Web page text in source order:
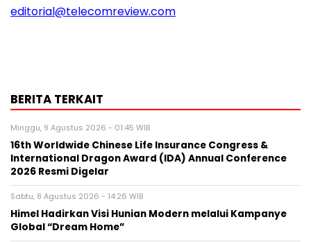
editorial@telecomreview.com
BERITA TERKAIT
Minggu, 9 Agustus 2026 - 01:45 WIB
16th Worldwide Chinese Life Insurance Congress &
International Dragon Award (IDA) Annual Conference
2026 Resmi Digelar
Sabtu, 8 Agustus 2026 - 14:26 WIB
Himel Hadirkan Visi Hunian Modern melalui Kampanye
Global “Dream Home”